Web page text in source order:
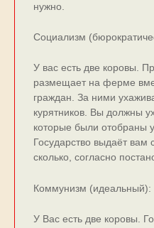
нужно.
Социализм
У вас есть две коровы.
размещает на ферме
граждан. За ними
курятников. Вы должны
которые были отобраны
Государство выдаёт вам
сколько, согласно
Коммунизм (идеальный):
У Вас есть две коровы.